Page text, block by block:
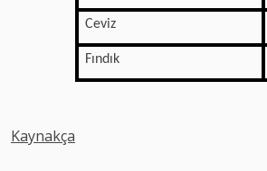
Ceviz
Fındık
Kaynakça